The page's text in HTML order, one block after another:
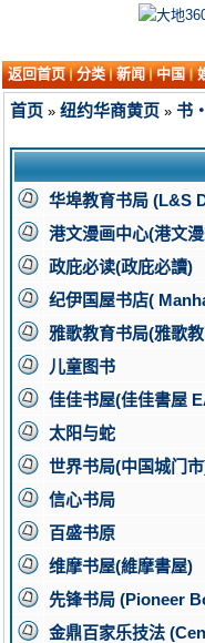
返回首页 分类 新闻 中国
首页 » 纽约华商黄页 » 书
华埠教育书局 (L&S
港文漫画中心(港文
政庇必读(政庇必讀)
纪伊国屋书店(
雅歌教育书局(雅歌
儿童图书
佳佳书屋(佳佳書屋
太阳与蛇
世界书局(中国城门
信心书局
百盛书原
维摩书屋(維摩書屋)
先锋书局 (Pioneer
金鼎百家乐技法